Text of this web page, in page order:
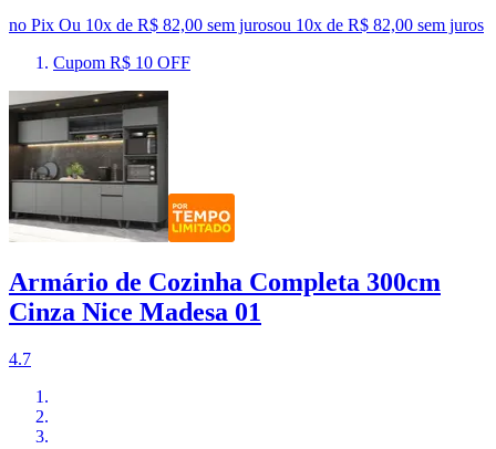
no Pix Ou 10x de R$ 82,00 sem jurosou 10x de R$ 82,00 sem juros
Cupom R$ 10 OFF
Armário de Cozinha Completa 300cm
Cinza Nice Madesa 01
4.7